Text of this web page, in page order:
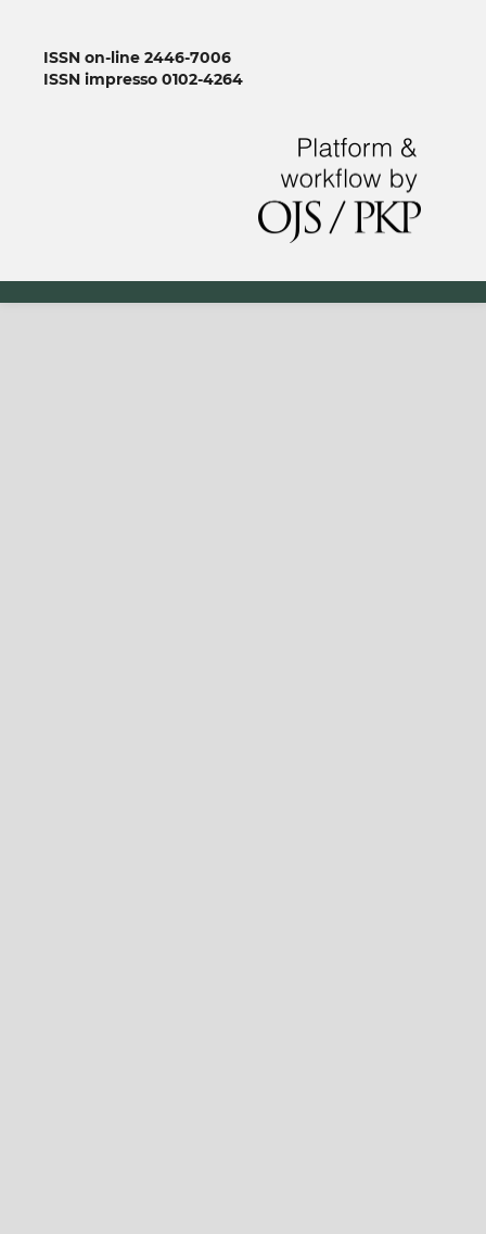
ISSN on-line 2446-7006
ISSN impresso 0102-4264